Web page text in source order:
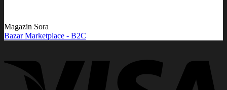
Magazin Sora
Bazar Marketplace - B2C